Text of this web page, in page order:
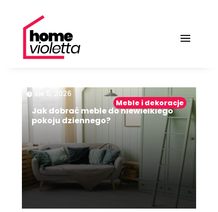
Jak dobrać meble do niewielkiego
pokoju dziennego?
sie 5, 2026 |
Meble i dekoracje